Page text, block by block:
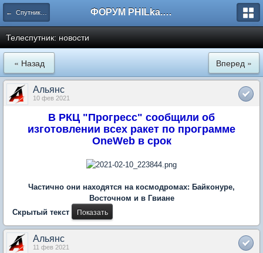
← Спутниковое ТВ ФОРУМ PHILka.RU
Телеспутник: новости
« Назад Вперед »
Альянс
10 фев 2021
В РКЦ "Прогресс" сообщили об
изготовлении всех ракет по программе
OneWeb в срок
Частично они находятся на космодромах: Байконуре,
Восточном и в Гвиане
Скрытый текст
Альянс
11 фев 2021